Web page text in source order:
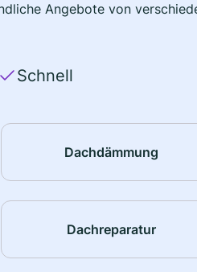
Angebote von
Schnell
Dachdämmung
Dachreparatur